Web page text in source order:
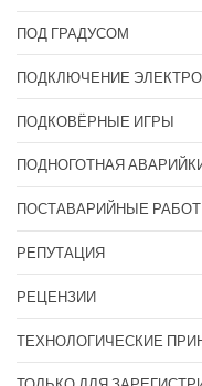
ПОД ГРАДУСОМ
ПОДКЛЮЧЕНИЕ
ПОДКОВЁРНЫЕ ИГРЫ
ПОДНОГОТНАЯ
ПОСТАВАРИЙНЫЕ
РЕПУТАЦИЯ
РЕЦЕНЗИИ
ТЕХНОЛОГИЧЕСКИЕ